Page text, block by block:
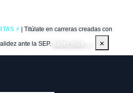
⚡ | Titúlate en carreras creadas con
ante la SEP. Saber más ×